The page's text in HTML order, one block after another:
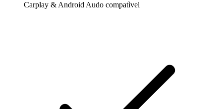
Carplay & Android Audo compatìvel